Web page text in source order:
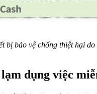
bị bảo vệ chống thiệt hại
dụng việc